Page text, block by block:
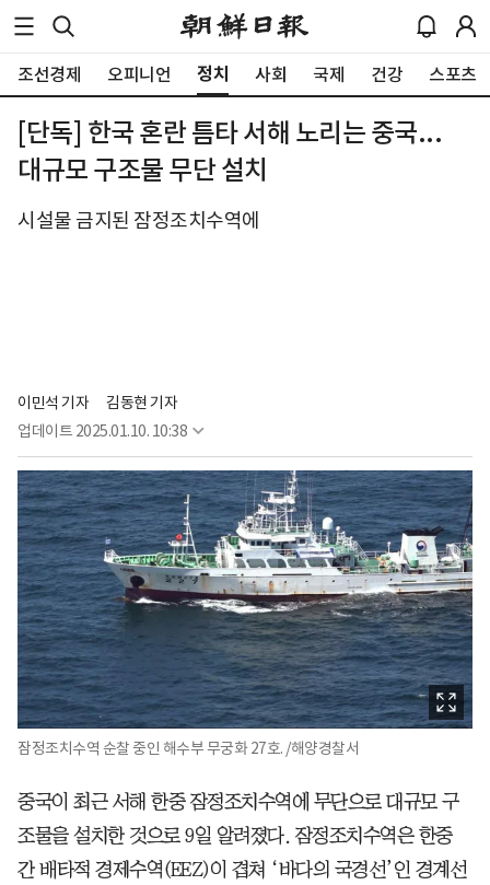
조선경제 오피니언 정치 사회 국제 건강 스포츠
[단독] 한국 혼란 틈타 서해 노리는 중국...
대규모 구조물 무단 설치
시설물 금지된 잠정조치수역에
이민석 기자
김동현 기자
업데이트 2025.01.10. 10:38
잠정조치수역 순찰 중인 해수부 무궁화 27호. /해양경찰서
중국이 최근 서해 한중 잠정조치수역에 무단으로 대규모 구
조물을 설치한 것으로 9일 알려졌다. 잠정조치수역은 한중
간 배타적 경제수역(EEZ)이 겹쳐 ‘바다의 국경선’인 경계선